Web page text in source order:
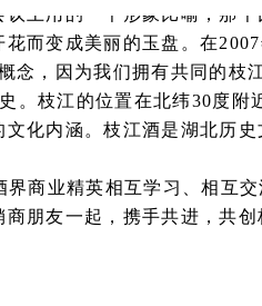
上用的一个形象比喻，那个
而变成美丽的玉盘。在2007
念，因为我们拥有共同的枝
。枝江的位置在北纬30度附
化内涵。枝江酒是湖北历
商业精英相互学习、相互
朋友一起，携手共进，共